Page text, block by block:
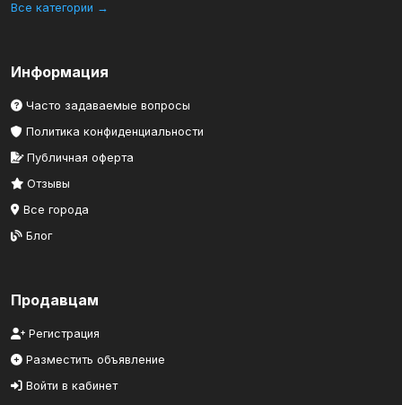
Все категории →
Информация
Часто задаваемые вопросы
Политика конфиденциальности
Публичная оферта
Отзывы
Все города
Блог
Продавцам
Регистрация
Разместить объявление
Войти в кабинет